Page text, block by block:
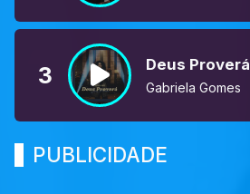
3 Deus Proverá
Gabriela Gomes
PUBLICIDADE